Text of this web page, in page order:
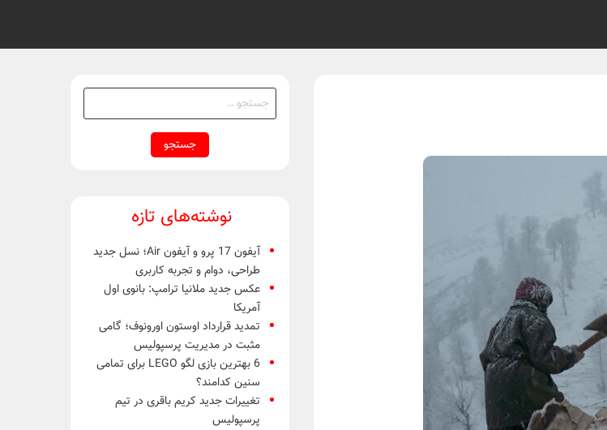
جستجو
برای:
نوشته‌های تازه
آیفون 17 پرو و آیفون Air؛ نسل جدید
طراحی، دوام و تجربه کاربری
عکس جدید ملانیا ترامپ: بانوی اول
آمریکا
تمدید قرارداد اوستون اورونوف؛ گامی
مثبت در مدیریت پرسپولیس
6 بهترین بازی لگو LEGO برای تمامی
سنین کدامند؟
تغییرات جدید کریم باقری در تیم
پرسپولیس